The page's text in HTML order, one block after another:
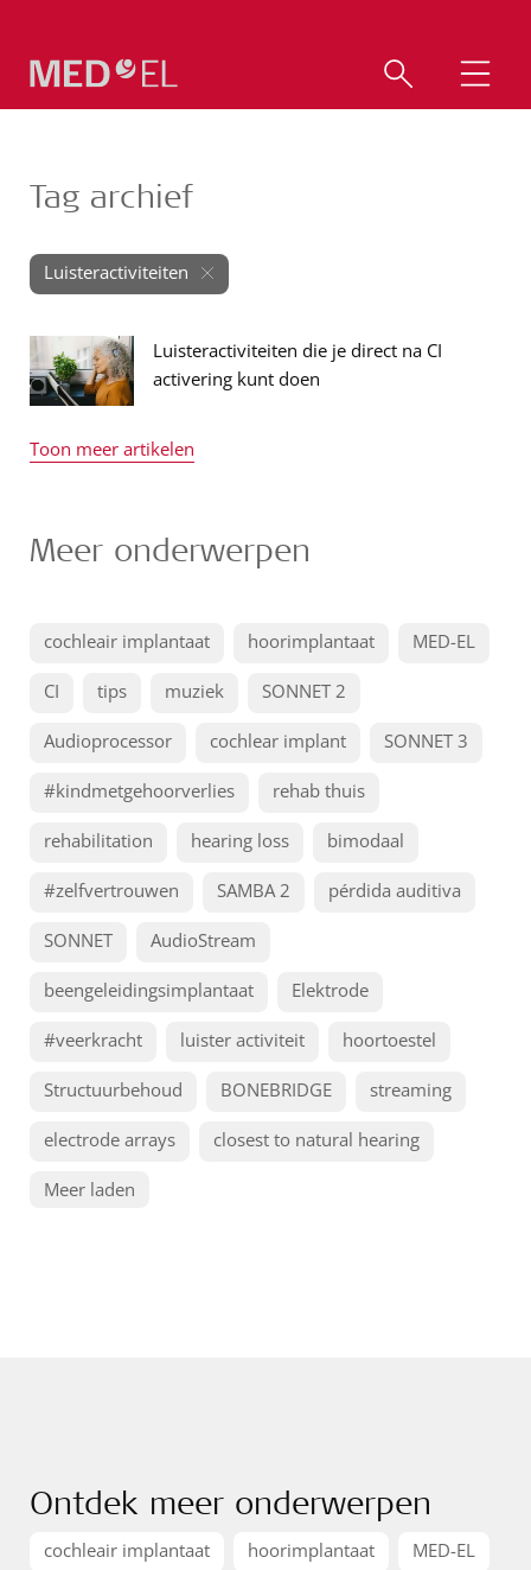
Tag archief
Luisteractiviteiten
Luisteractiviteiten die je direct na CI
activering kunt doen
Toon meer artikelen
Meer onderwerpen
cochleair implantaat hoorimplantaat MED-EL
CI tips muziek SONNET 2
Audioprocessor cochlear implant SONNET 3
#kindmetgehoorverlies rehab thuis
rehabilitation hearing loss bimodaal
#zelfvertrouwen SAMBA 2 pérdida auditiva
SONNET AudioStream
beengeleidingsimplantaat Elektrode
#veerkracht luister activiteit hoortoestel
Structuurbehoud BONEBRIDGE streaming
electrode arrays closest to natural hearing
Meer laden
Ontdek meer onderwerpen
cochleair implantaat hoorimplantaat MED-EL